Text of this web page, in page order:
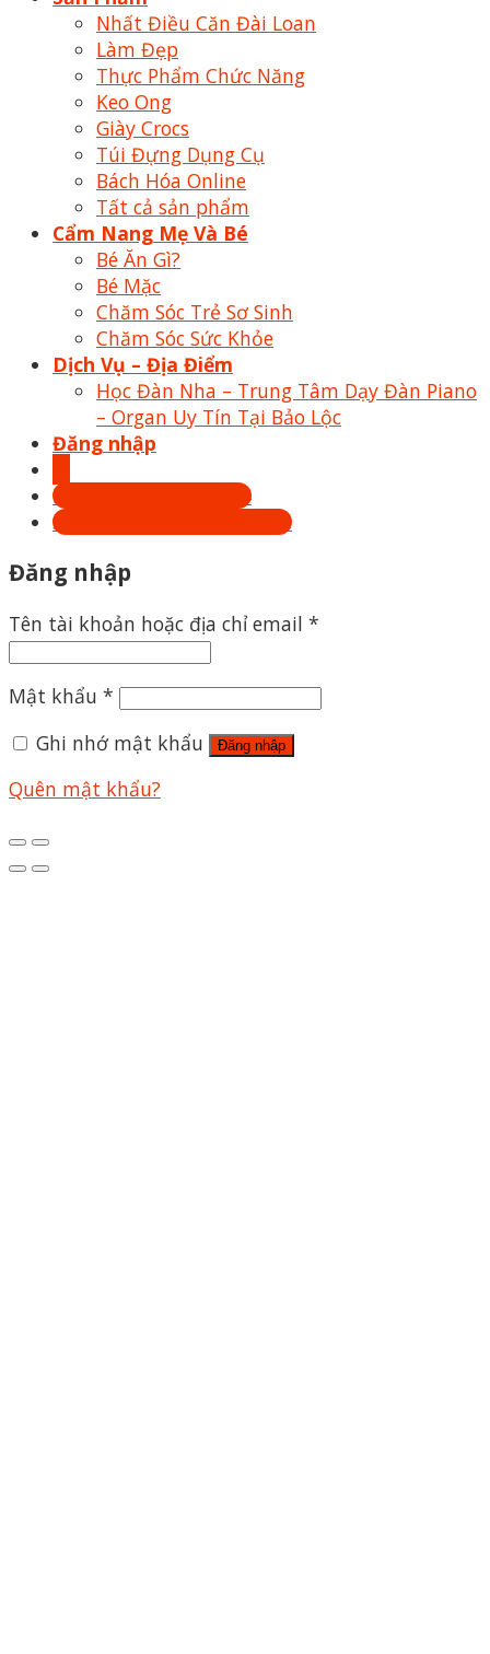
Nhất Điều Căn Đài Loan
Làm Đẹp
Thực Phẩm Chức Năng
Keo Ong
Giày Crocs
Túi Đựng Dụng Cụ
Bách Hóa Online
Tất cả sản phẩm
Cẩm Nang Mẹ Và Bé
Bé Ăn Gì?
Bé Mặc
Chăm Sóc Trẻ Sơ Sinh
Chăm Sóc Sức Khỏe
Dịch Vụ – Địa Điểm
Học Đàn Nha – Trung Tâm Dạy Đàn Piano
– Organ Uy Tín Tại Bảo Lộc
Đăng nhập
Hotline: 0879.26.26.04
Shoptrecon.vn@gmail.com
Đăng nhập
Tên tài khoản hoặc địa chỉ email *
Mật khẩu *
Ghi nhớ mật khẩu
Đăng nhập
Quên mật khẩu?